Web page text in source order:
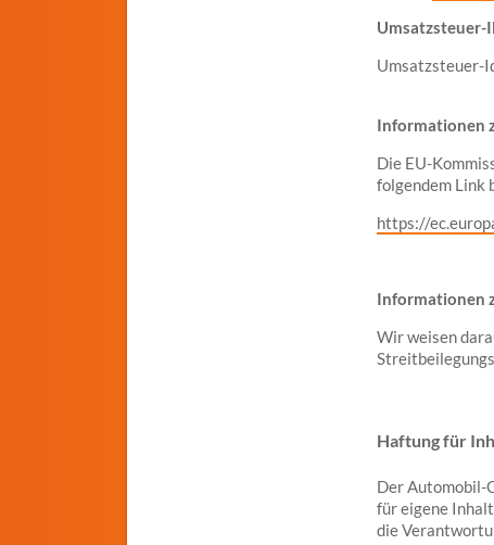
Umsatzsteuer-
Umsatzsteuer-
Informationen
Die EU-
folgendem Link
https://
Informationen
Wir weisen
Haftung für
Der Automobil-
für eigene
die